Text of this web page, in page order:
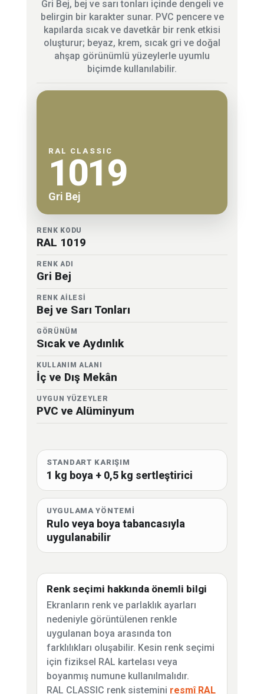
Gri Bej, bej ve sarı tonları içinde dengeli ve
belirgin bir karakter sunar. PVC pencere ve
kapılarda sıcak ve davetkâr bir renk etkisi
oluşturur; beyaz, krem, sıcak gri ve doğal
ahşap görünümlü yüzeylerle uyumlu
biçimde kullanılabilir.
RAL CLASSIC
1019
Gri Bej
RENK KODU
RAL 1019
RENK ADI
Gri Bej
RENK AİLESİ
Bej ve Sarı Tonları
GÖRÜNÜM
Sıcak ve Aydınlık
KULLANIM ALANI
İç ve Dış Mekân
UYGUN YÜZEYLER
PVC ve Alüminyum
STANDART KARIŞIM
1 kg boya + 0,5 kg sertleştirici
UYGULAMA YÖNTEMİ
Rulo veya boya tabancasıyla
uygulanabilir
Renk seçimi hakkında önemli bilgi
Ekranların renk ve parlaklık ayarları
nedeniyle görüntülenen renkle
uygulanan boya arasında ton
farklılıkları oluşabilir. Kesin renk seçimi
için fiziksel RAL kartelası veya
boyanmış numune kullanılmalıdır.
RAL CLASSIC renk sistemini resmî RAL